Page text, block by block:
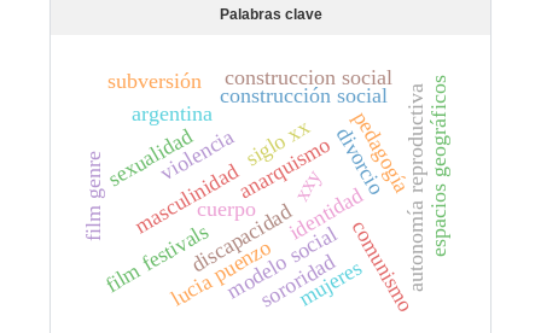
Palabras clave
masculinidad
violencia
cuerpo identidad
sexualidad anarquismo
comunismo
divorcio
argentina
siglo xx
discapacidad autonomía reproductiva
modelo social
construcción social
construccion social
film festivals
xxy
film genre
lucia puenzo
pedagogía
sororidad
subversión
mujeres
espacios geográficos